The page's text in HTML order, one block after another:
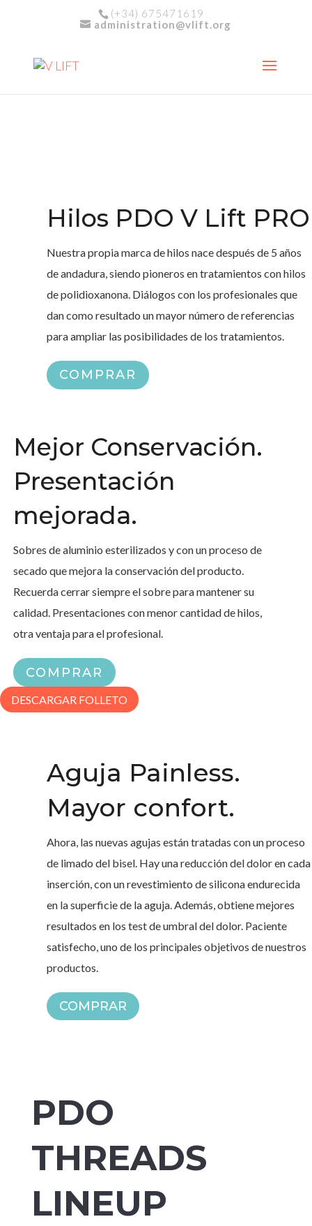
(+34) 675471619
administration@vlift.org
Hilos PDO V Lift PRO
Nuestra propia marca de hilos nace después de 5 años
de andadura, siendo pioneros en tratamientos con hilos
de polidioxanona. Diálogos con los profesionales que
dan como resultado un mayor número de referencias
para ampliar las posibilidades de los tratamientos.
COMPRAR
Mejor Conservación.
Presentación
mejorada.
Sobres de aluminio esterilizados y con un proceso de
secado que mejora la conservación del producto.
Recuerda cerrar siempre el sobre para mantener su
calidad. Presentaciones con menor cantidad de hilos,
otra ventaja para el profesional.
COMPRAR
DESCARGAR FOLLETO
Aguja Painless.
Mayor confort.
Ahora, las nuevas agujas están tratadas con un proceso
de limado del bisel. Hay una reducción del dolor en cada
inserción, con un revestimiento de silicona endurecida
en la superficie de la aguja. Además, obtiene mejores
resultados en los test de umbral del dolor. Paciente
satisfecho, uno de los principales objetivos de nuestros
productos.
COMPRAR
PDO
THREADS
LINEUP